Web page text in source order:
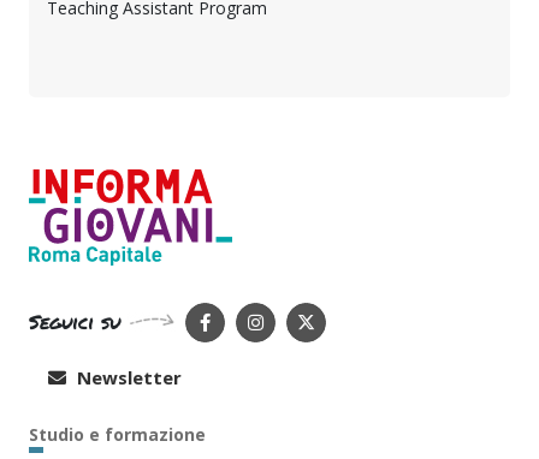
Teaching Assistant Program
Seguici su
Newsletter
Studio e formazione